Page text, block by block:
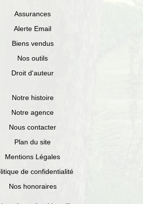
Assurances
Alerte Email
Biens vendus
Nos outils
Droit d'auteur
Notre histoire
Notre agence
Nous contacter
Plan du site
Mentions Légales
de confidentialité
Nos honoraires